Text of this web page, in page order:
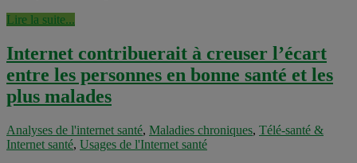
Lire la suite...
Internet contribuerait à creuser l’écart
entre les personnes en bonne santé et les
plus malades
Analyses de l'internet santé, Maladies chroniques, Télé-santé &
Internet santé, Usages de l'Internet santé